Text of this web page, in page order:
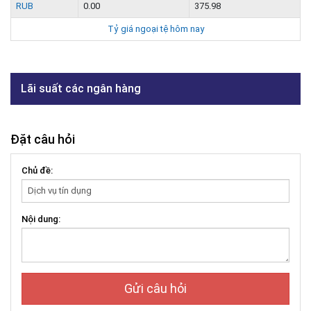
RUB 0.00 375.98
Tỷ giá ngoại tệ hôm nay
Lãi suất các ngân hàng
Đặt câu hỏi
Chủ đề:
Nội dung:
Gửi câu hỏi